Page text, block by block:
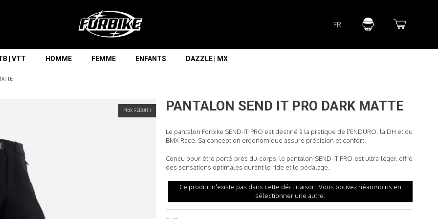
Lorem ipsum dolor sit amet
Lorem ipsum dolor sit amet, consectetur adipisicing elit, sed do
eiusmod tempor incididunt ut labore et dolore magna aliqua. Ut
Lorem ipsum dolor sit amet, consectetur adipisicing elit, sed do
FR
| VTT HOMME FEMME ENFANTS DAZZLE | MX
PRIX RÉDUIT ! PANTALON SEND IT PRO DARK MATTE
Le pantalon Forbike SEND-IT PRO est destiné à la pratique de l'ENDURO, la DH et du
BMX Race. Sa conception ergonomique assure précision et confort.
Conçu pour être porté près du corps, le pantalon SEND-IT PRO est ultra léger. offre
des sensations optimales durant le ride et le pédalage.
Ce produit n'existe pas dans cette déclinaison. Vous pouvez néanmoins en
sélectionner une autre.